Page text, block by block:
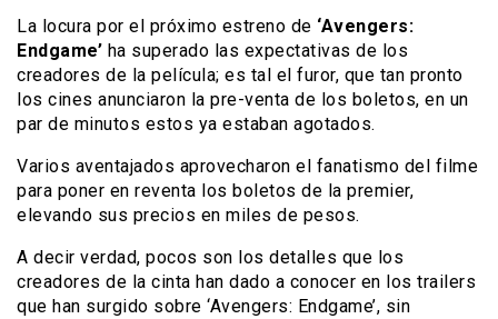
La locura por el próximo estreno de ‘Avengers:
Endgame’ ha superado las expectativas de los
creadores de la película; es tal el furor, que tan pronto
los cines anunciaron la pre-venta de los boletos, en un
par de minutos estos ya estaban agotados.
Varios aventajados aprovecharon el fanatismo del filme
para poner en reventa los boletos de la premier,
elevando sus precios en miles de pesos.
A decir verdad, pocos son los detalles que los
creadores de la cinta han dado a conocer en los trailers
que han surgido sobre ‘Avengers: Endgame’, sin